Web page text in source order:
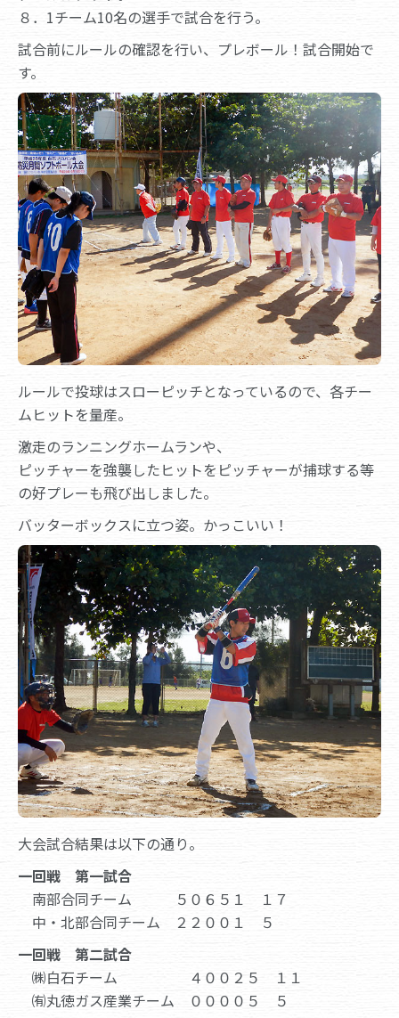
８．1チーム10名の選手で試合を行う。
試合前にルールの確認を行い、プレボール！試合開始で
す。
ルールで投球はスローピッチとなっているので、各チー
ムヒットを量産。
激走のランニングホームランや、
ピッチャーを強襲したヒットをピッチャーが捕球する等
の好プレーも飛び出しました。
バッターボックスに立つ姿。かっこいい！
大会試合結果は以下の通り。
一回戦 第一試合
南部合同チーム ５０６５１ １７
中・北部合同チーム ２２００１ ５
一回戦 第二試合
㈱白石チーム ４００２５ １１
㈲丸徳ガス産業チーム ００００５ ５